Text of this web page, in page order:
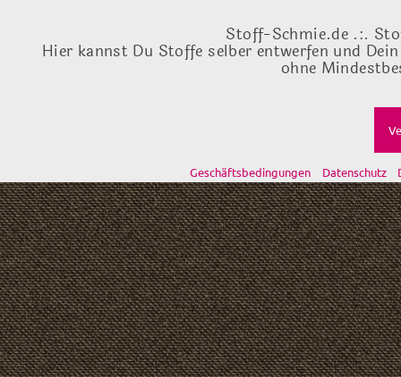
Stoff-Schmie.de .:.
Hier kannst Du Stoffe selber entwerfen und
ohne
Geschäftsbedingungen Datenschutz